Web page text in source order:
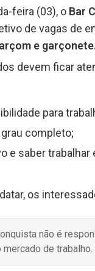
feira (03), o Bar
de vagas de
e garçonete
devem ficar
para
completo;
e saber trabalhar
os
não é
mercado de trabalho.